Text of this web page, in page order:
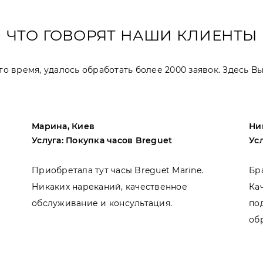
ЧТО ГОВОРЯТ НАШИ КЛИЕНТЫ
время, удалось обработать более 2000 заявок. Здесь
Марина, Киев
Услуга: Покупка часов Breguet
Приобретала тут часы Breguet Marine.
Никаких нареканий, качественное
обслуживание и консультация.